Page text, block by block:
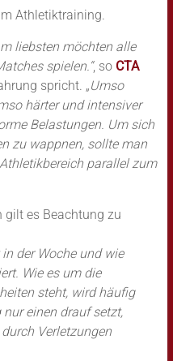
Athletiktraining.
liebsten möchten alle
spielen.“, so CTA
spricht. „Umso
härter und intensiver
Belastungen. Um sich
zu wappnen, sollte man
parallel zum
gilt es Beachtung zu
der Woche und wie
Wie es um die
steht, wird häufig
einen drauf setzt,
Verletzungen